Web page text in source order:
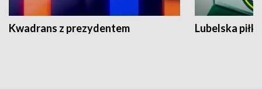
Kwadrans z prezydentem Lubelska piłka